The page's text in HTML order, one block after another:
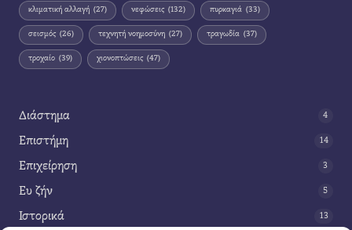
κλιματική αλλαγή (27) νεφώσεις (132) πυρκαγιά (33)
σεισμός (26) τεχνητή νοημοσύνη (27) τραγωδία (37)
τροχαίο (39) χιονοπτώσεις (47)
Διάστημα 4
Επιστήμη 14
Επιχείρηση 3
Ευ ζήν 5
Ιστορικά 13